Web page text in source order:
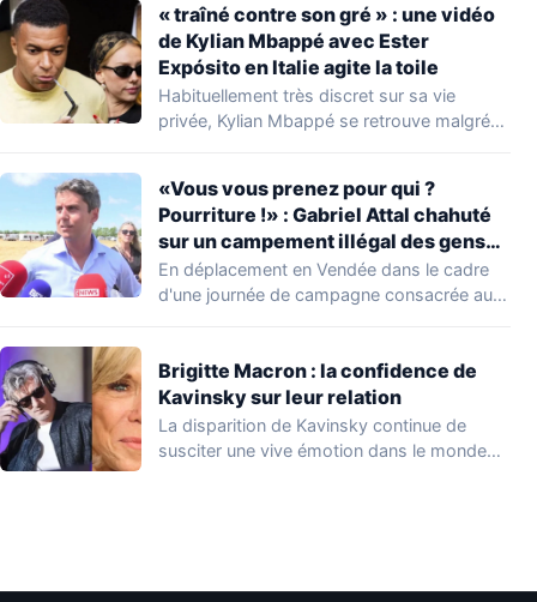
« traîné contre son gré » : une vidéo
de Kylian Mbappé avec Ester
Expósito en Italie agite la toile
Habituellement très discret sur sa vie
privée, Kylian Mbappé se retrouve malgré
«Vous vous prenez pour qui ?
Pourriture !» : Gabriel Attal chahuté
sur un campement illégal des gens
du voyage
En déplacement en Vendée dans le cadre
d'une journée de campagne consacrée aux
Brigitte Macron : la confidence de
Kavinsky sur leur relation
La disparition de Kavinsky continue de
susciter une vive émotion dans le monde